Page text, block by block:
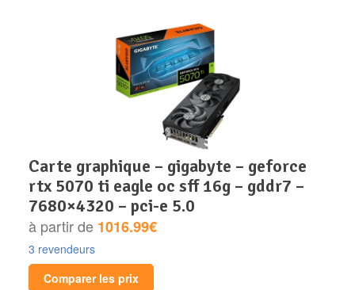
carte graphique – gigabyte – geforce
rtx 5070 ti eagle oc sff 16g – gddr7 –
7680×4320 – pci-e 5.0
à partir de 1016.99€
3 revendeurs
Comparer les prix